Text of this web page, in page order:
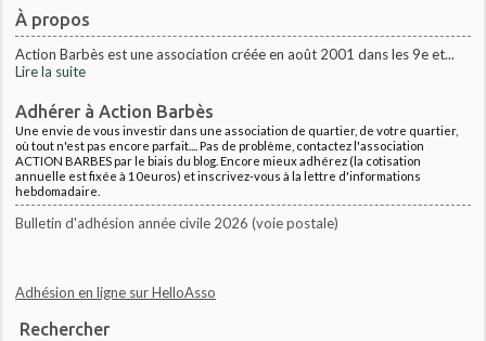
À propos
Action Barbès est une association créée en août 2001 dans les 9e et...
Lire la suite
Adhérer à Action Barbès
Une envie de vous investir dans une association de quartier, de votre quartier,
où tout n'est pas encore parfait.... Pas de problème, contactez l'association
ACTION BARBES par le biais du blog. Encore mieux adhérez (la cotisation
annuelle est fixée à 10euros) et inscrivez-vous à la lettre d'informations
hebdomadaire.
Bulletin d'adhésion année civile 2026 (voie postale)
Adhésion en ligne sur HelloAsso
Rechercher